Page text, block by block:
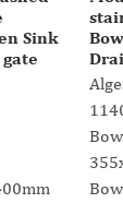
Sink